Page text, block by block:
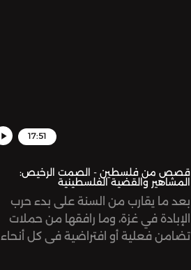
17:51
قصص من فلسطين - الصمت الرخيص:
المشاهير والقضية الفلسطينية
بعد ما يقارب من السنة على بدء حرب
الإبادة في غزة، وما رافقها من حملات
تضامن فعلية أو افتراضية في كل أنحاء